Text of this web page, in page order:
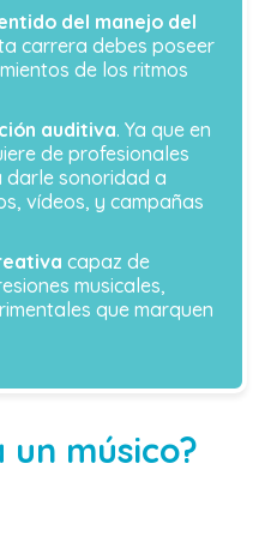
del manejo del
carrera debes poseer
de los ritmos
auditiva. Ya que en
de profesionales
darle sonoridad a
vídeos, y campañas
capaz de
musicales,
que marquen
músico?